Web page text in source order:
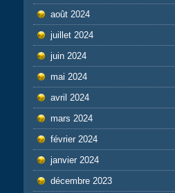
août 2024
juillet 2024
juin 2024
mai 2024
avril 2024
mars 2024
février 2024
janvier 2024
décembre 2023